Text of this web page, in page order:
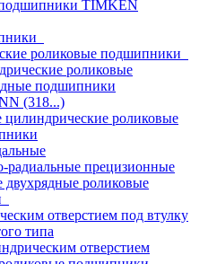
TIMKEN
роликовые подшипники
роликовые
подшипники
(318...)
цилиндрические роликовые
радиальные прецизионные
двухрядные роликовые
отверстием под втулку
типа
отверстием